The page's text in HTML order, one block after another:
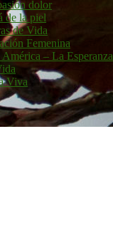
dolor
de la piel
de Vida
Femenina
América – La Esperanza
Viva